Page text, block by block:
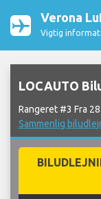
Verona
Vigtig
LOCAUTO
Rangeret #3 Fra 28
Sammenlig